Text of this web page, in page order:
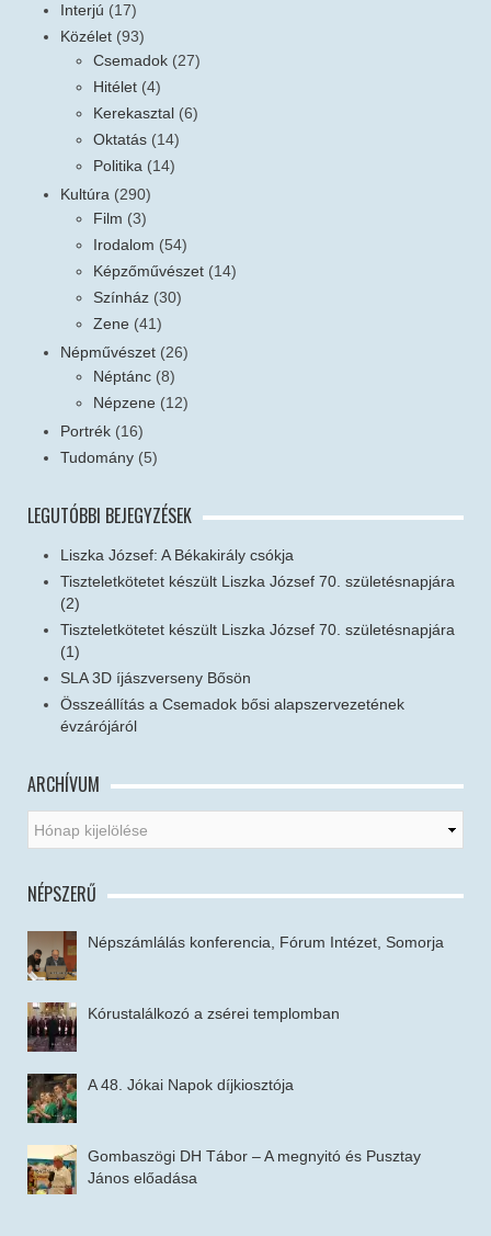
Interjú (17)
Közélet (93)
Csemadok (27)
Hitélet (4)
Kerekasztal (6)
Oktatás (14)
Politika (14)
Kultúra (290)
Film (3)
Irodalom (54)
Képzőművészet (14)
Színház (30)
Zene (41)
Népművészet (26)
Néptánc (8)
Népzene (12)
Portrék (16)
Tudomány (5)
LEGUTÓBBI BEJEGYZÉSEK
Liszka József: A Békakirály csókja
Tiszteletkötetet készült Liszka József 70. születésnapjára
(2)
Tiszteletkötetet készült Liszka József 70. születésnapjára
(1)
SLA 3D íjászverseny Bősön
Összeállítás a Csemadok bősi alapszervezetének
évzárójáról
ARCHÍVUM
NÉPSZERŰ
Népszámlálás konferencia, Fórum Intézet, Somorja
Kórustalálkozó a zsérei templomban
A 48. Jókai Napok díjkiosztója
Gombaszögi DH Tábor – A megnyitó és Pusztay
János előadása